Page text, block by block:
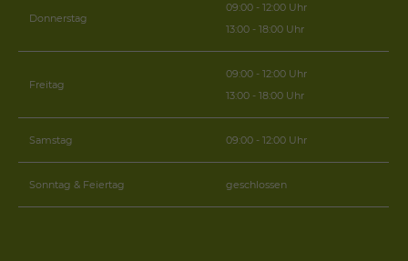
Donnerstag
09:00 - 12:00 Uhr
13:00 - 18:00 Uhr
Freitag
09:00 - 12:00 Uhr
13:00 - 18:00 Uhr
Samstag 09:00 - 12:00 Uhr
Sonntag & Feiertag geschlossen